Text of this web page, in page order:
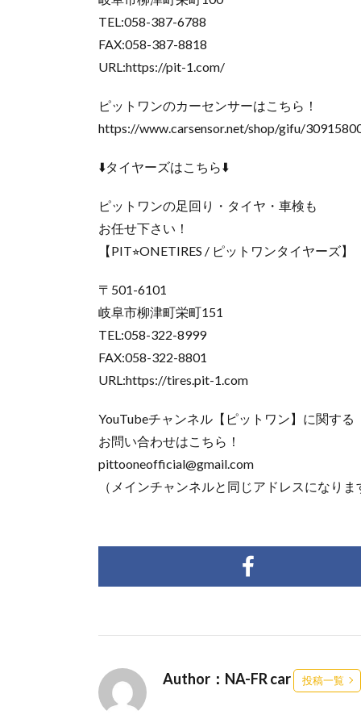
TEL:058-387-6788
FAX:058-387-8818
URL:https://pit-1.com/
ピットワンのカーセンサーはこちら！
https://www.carsensor.net/shop/gifu/
⬇️タイヤーズはこちら⬇️
ピットワンの足回り・タイヤ・車検も
お任せ下さい！
【PIT⭐︎ONETIRES / ピットワンタイヤーズ】
〒501-6101
岐阜市柳津町栄町151
TEL:058-322-8999
FAX:058-322-8801
URL:https://tires.pit-1.com
YouTubeチャンネル【ピットワン】に関する
お問い合わせはこちら！
pittooneofficial@gmail.com
（メインチャンネルと同じアドレスになりま
Author：NA-FR car 投稿一覧